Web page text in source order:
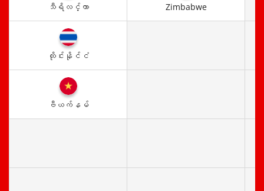
သီရိလင်္ကာ Zimbabwe
ထိုင်းနိုင်ငံ
ဗီယက်နမ်